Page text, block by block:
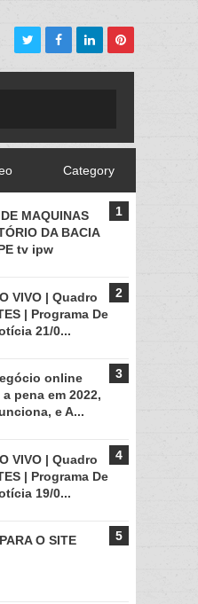
Category
MAQUINAS
DA BACIA
tv ipw
VIVO | Quadro
| Programa De
21/0...
online
pena em 2022,
e A...
VIVO | Quadro
| Programa De
19/0...
O SITE